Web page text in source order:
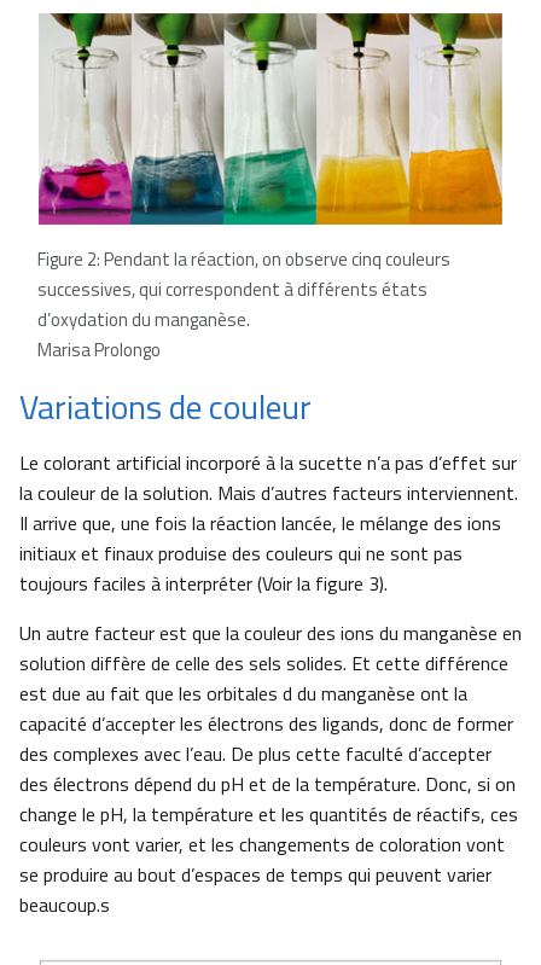
Figure 2: Pendant la réaction, on observe cinq couleurs
successives, qui correspondent à différents états
d’oxydation du manganèse.
Marisa Prolongo
Variations de couleur
Le colorant artificial incorporé à la sucette n’a pas d’effet sur
la couleur de la solution. Mais d’autres facteurs interviennent.
Il arrive que, une fois la réaction lancée, le mélange des ions
initiaux et finaux produise des couleurs qui ne sont pas
toujours faciles à interpréter (Voir la figure 3).
Un autre facteur est que la couleur des ions du manganèse en
solution diffère de celle des sels solides. Et cette différence
est due au fait que les orbitales d du manganèse ont la
capacité d’accepter les électrons des ligands, donc de former
des complexes avec l’eau. De plus cette faculté d’accepter
des électrons dépend du pH et de la température. Donc, si on
change le pH, la température et les quantités de réactifs, ces
couleurs vont varier, et les changements de coloration vont
se produire au bout d’espaces de temps qui peuvent varier
beaucoup.s